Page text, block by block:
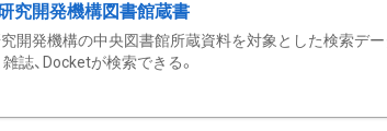
究開発機構図書館蔵書
開発機構の中央図書館所蔵資料を対象とした検索デ
雑誌、Docketが検索できる。